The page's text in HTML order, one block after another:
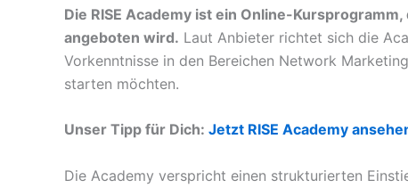
Die RISE Academy ist ein Online-
angeboten wird. Laut Anbieter richtet sich die
Vorkenntnisse in den Bereichen Network
starten möchten.
Unser Tipp für Dich: Jetzt RISE Academy
Die Academy verspricht einen strukturierten